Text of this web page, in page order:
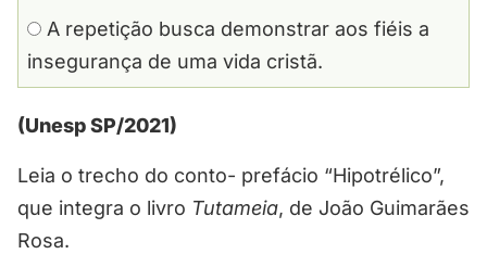
A repetição busca demonstrar aos fiéis a
insegurança de uma vida cristã.
(Unesp SP/2021)
Leia o trecho do conto- prefácio “Hipotrélico”,
que integra o livro Tutameia, de João Guimarães
Rosa.